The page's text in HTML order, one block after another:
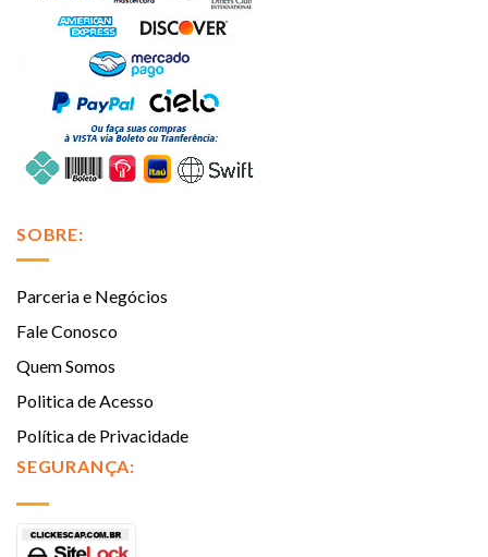
SOBRE:
Parceria e Negócios
Fale Conosco
Quem Somos
Politica de Acesso
Política de Privacidade
SEGURANÇA: